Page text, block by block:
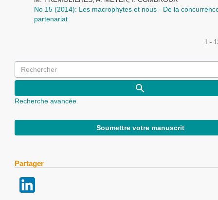
No 15 (2014): Les macrophytes et nous - De la
partenariat
1 -
Recherche avancée
Soumettre votre manuscrit
Partager